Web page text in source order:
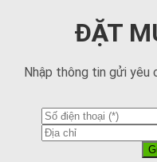
ĐẶT
Nhập thông tin gửi yêu